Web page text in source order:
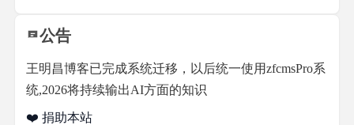
公告
王明昌博客已完成系统迁移，以后统一使用zfcmsPro系
统,2026将持续输出AI方面的知识
❤️ 捐助本站